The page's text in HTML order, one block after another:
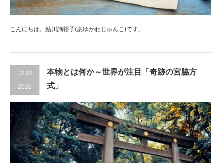
こんにちは。鮎川詢裕子(あゆかわじゅんこ)です。
12.22
2020
本物とは何か～世界が注目「奇跡の宮脇方
式」